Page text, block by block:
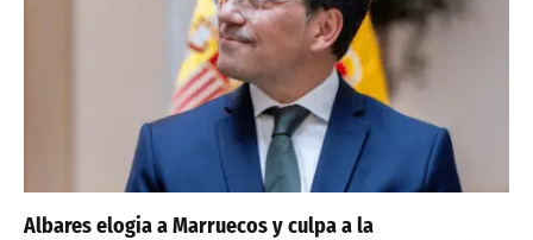
Albares elogia a Marruecos y culpa a la